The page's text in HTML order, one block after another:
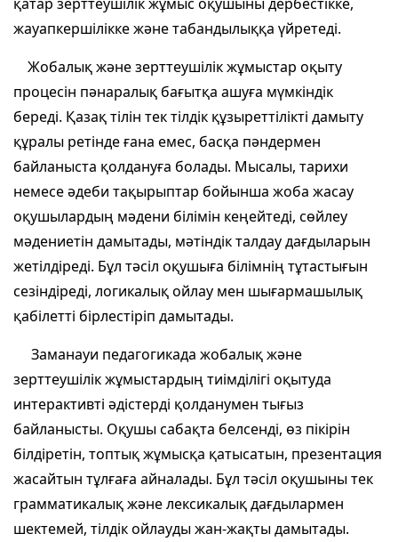
жауапкершілікке және табандылыққа үйретеді.
Жобалық және зерттеушілік жұмыстар оқыту
процесін пәнаралық бағытқа ашуға мүмкіндік
береді. Қазақ тілін тек тілдік құзыреттілікті дамыту
құралы ретінде ғана емес, басқа пәндермен
байланыста қолдануға болады. Мысалы, тарихи
немесе әдеби тақырыптар бойынша жоба жасау
оқушылардың мәдени білімін кеңейтеді, сөйлеу
мәдениетін дамытады, мәтіндік талдау дағдыларын
жетілдіреді. Бұл тәсіл оқушыға білімнің тұтастығын
сезіндіреді, логикалық ойлау мен шығармашылық
қабілетті бірлестіріп дамытады.
Заманауи педагогикада жобалық және
зерттеушілік жұмыстардың тиімділігі оқытуда
интерактивті әдістерді қолданумен тығыз
байланысты. Оқушы сабақта белсенді, өз пікірін
білдіретін, топтық жұмысқа қатысатын, презентация
жасайтын тұлғаға айналады. Бұл тәсіл оқушыны тек
грамматикалық және лексикалық дағдылармен
шектемей, тілдік ойлауды жан-жақты дамытады.